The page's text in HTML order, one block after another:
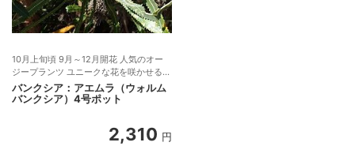
10月上旬頃 9月～12月開花 人気のオー
ジープランツ ユニークな花を咲かせる常
緑花木
バンクシア：アエムラ（ウォルム
バンクシア）4号ポット
2,310 円